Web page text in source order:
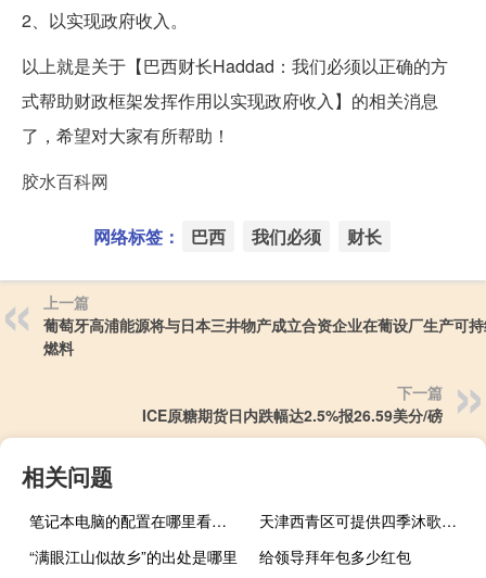
2、以实现政府收入。
以上就是关于【巴西财长Haddad：我们必须以正确的方
式帮助财政框架发挥作用以实现政府收入】的相关消息
了，希望对大家有所帮助！
胶水百科网
网络标签： 巴西 我们必须 财长
上一篇
葡萄牙高浦能源将与日本三井物产成立合资企业在葡设厂生产可
燃料
下一篇
ICE原糖期货日内跌幅达2.5%报26.59美分/磅
相关问题
笔记本电脑的配置在哪里看（笔记本电脑的配置）
天津西青区可提供四季沐歌热水器维修服务地址在哪
“满眼江山似故乡”的出处是哪里
给领导拜年包多少红包